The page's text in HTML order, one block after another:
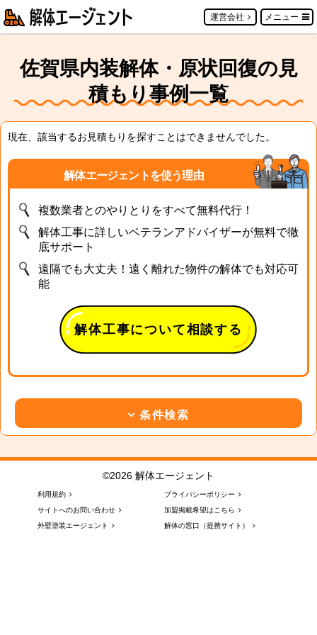
運営会社 メニュー
佐賀県内装解体・原状回復の見
積もり事例一覧
現在、該当するお見積もりを探すことはできませんでした。
解体エージェントを使う理由
複数業者とのやりとりをすべて無料代行！
解体工事に詳しいベテランアドバイザーが無料で徹
底サポート
遠隔でも大丈夫！遠く離れた物件の解体でも対応可
能
解体工事について相談する
条件検索
©2026 解体エージェント
利用規約
プライバシーポリシー
サイトへのお問い合わせ
加盟掲載希望はこちら
外壁塗装エージェント
解体の窓口（提携サイト）